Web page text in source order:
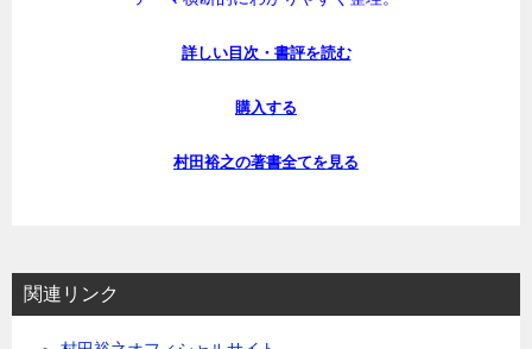
「高齢期の親に関わる諸問題」の
テーマ横断的にわかりやすく整理。
詳しい目次・書評を読む
購入する